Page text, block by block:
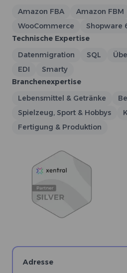
Amazon FBA
Amazon FBM
WooCommerce
Shopware
Technische Expertise
Datenmigration
SQL
EDI
Smarty
Branchenexpertise
Lebensmittel & Getränke
Spielzeug, Sport & Hobbys
Fertigung & Produktion
Adresse